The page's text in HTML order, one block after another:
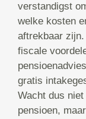
verstandigst
welke kosten
aftrekbaar
fiscale
gratis
Wacht dus
pensioen,